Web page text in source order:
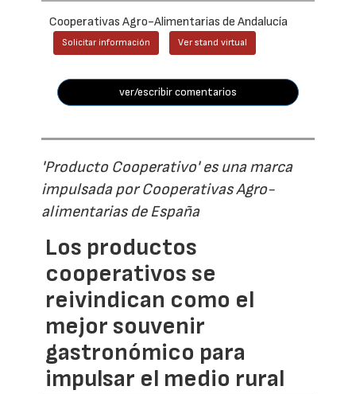
Cooperativas Agro-Alimentarias de Andalucía
Solicitar información Ver stand virtual
ver/escribir comentarios
'Producto Cooperativo' es una marca
impulsada por Cooperativas Agro-
alimentarias de España
Los productos
cooperativos se
reivindican como el
mejor souvenir
gastronómico para
impulsar el medio rural